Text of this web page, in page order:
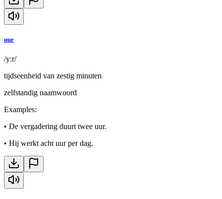
uur
/yːr/
tijdseenheid van zestig minuten
zelfstandig naamwoord
Examples:
• De vergadering duurt twee uur.
• Hij werkt acht uur per dag.